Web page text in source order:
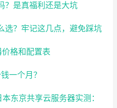
？是真福利还是大坑
选？牢记这几点，避免踩坑
格和配置表
一个月？
东京共享云服务器实测：